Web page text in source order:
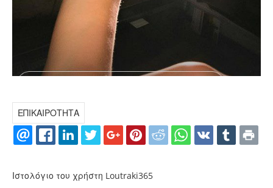
ΕΠΙΚΑΙΡΟΤΗΤΑ
Ιστολόγιο του χρήστη Loutraki365